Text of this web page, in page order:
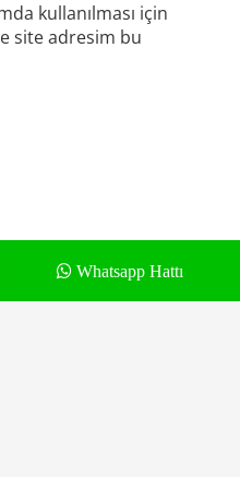
kullanılması için
site adresim bu
Whatsapp Hattı